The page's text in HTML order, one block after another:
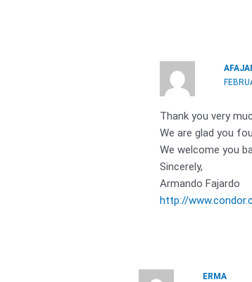
Thank you very
We are glad you
We welcome you
Sincerely,
Armando Fajardo
http://
ERMA